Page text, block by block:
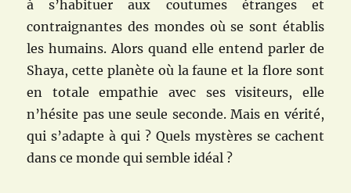
à s’habituer aux coutumes étranges et
contraignantes des mondes où se sont établis
les humains. Alors quand elle entend parler de
Shaya, cette planète où la faune et la flore sont
en totale empathie avec ses visiteurs, elle
n’hésite pas une seule seconde. Mais en vérité,
qui s’adapte à qui ? Quels mystères se cachent
dans ce monde qui semble idéal ?